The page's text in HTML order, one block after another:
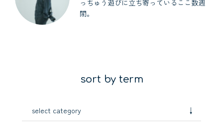
っちゅう遊びに立ち寄っているここ数週
間。
sort by term
select category ↓